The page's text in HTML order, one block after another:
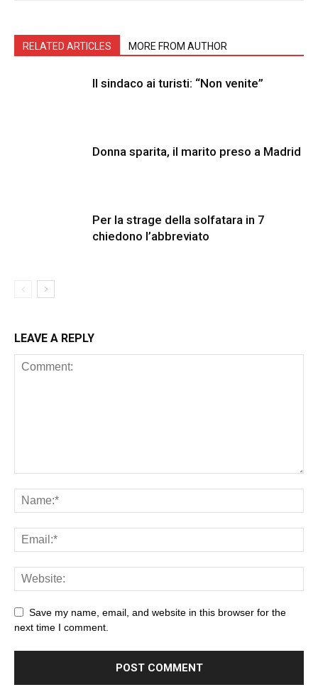
RELATED ARTICLES MORE FROM AUTHOR
Il sindaco ai turisti: “Non venite”
Donna sparita, il marito preso a Madrid
Per la strage della solfatara in 7
chiedono l’abbreviato
LEAVE A REPLY
Save my name, email, and website in this browser for the
next time I comment.